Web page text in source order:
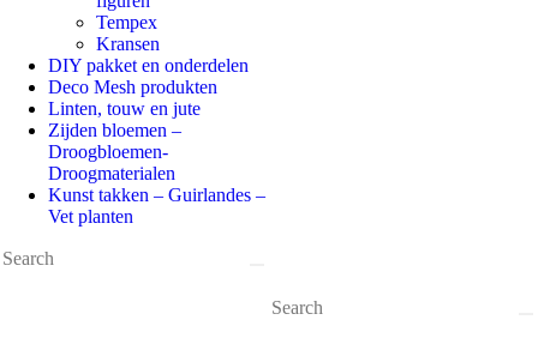
Tempex
Kransen
DIY pakket en onderdelen
Deco Mesh produkten
Linten, touw en jute
Zijden bloemen –
Droogbloemen-
Droogmaterialen
Kunst takken – Guirlandes –
Vet planten